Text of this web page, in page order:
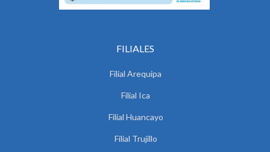
FILIALES
Filial Arequipa
Filial Ica
Filial Huancayo
Filial Trujillo